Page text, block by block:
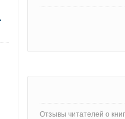
Отзывы читателей о